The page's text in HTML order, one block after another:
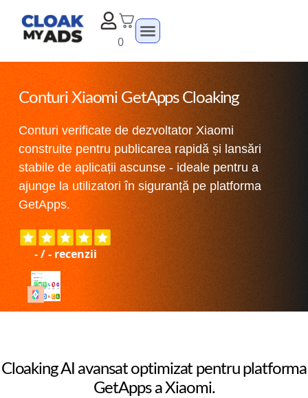
0
Conturi Xiaomi GetApps Cloaking
Conturi verificate de dezvoltator Xiaomi
construite pentru publicarea rapidă și lansări
stabile de aplicații ascunse - ideale pentru a
ajunge la utilizatori în siguranță pe platforma
GetApps.
-/-recenzii
Cloaking AI avansat optimizat pentru platforma
GetApps a Xiaomi.